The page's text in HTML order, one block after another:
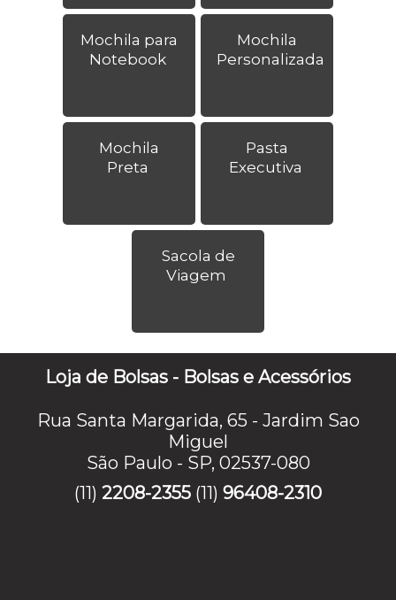
Mochila para
Notebook
Mochila
Personalizada
Mochila
Preta
Pasta
Executiva
Sacola de
Viagem
Loja de Bolsas - Bolsas e Acessórios
Rua Santa Margarida, 65 - Jardim Sao
Miguel
São Paulo - SP, 02537-080
(11) 2208-2355 (11) 96408-2310